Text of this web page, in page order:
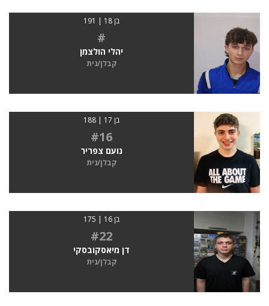
בן 18 | 191
#
יהלי הולצמן
קבלן/נית
בן 17 | 188
#16
נועם צפריר
קבלן/נית
בן 16 | 175
#22
דן מיאסקובסקי
קבלן/נית